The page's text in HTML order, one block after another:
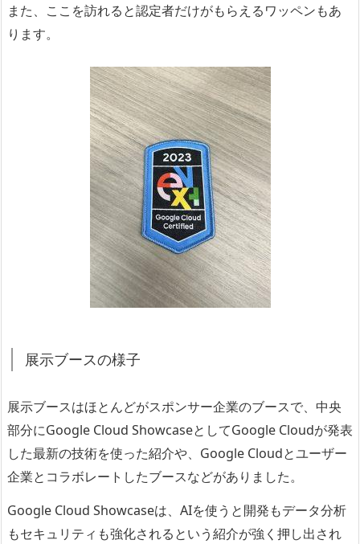
また、ここを訪れると認定者だけがもらえるワッペンもあ
ります。
展示ブースの様子
展示ブースはほとんどがスポンサー企業のブースで、中央
部分にGoogle Cloud ShowcaseとしてGoogle Cloudが発表
した最新の技術を使った紹介や、Google Cloudとユーザー
企業とコラボレートしたブースなどがありました。
Google Cloud Showcaseは、AIを使うと開発もデータ分析
もセキュリティも強化されるという紹介が強く押し出され